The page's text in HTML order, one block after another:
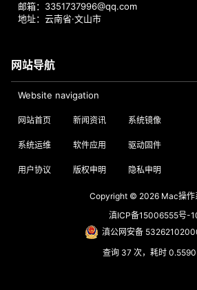
邮箱：3351737996@qq.com
地址：云南省·文山市
网站导航
Website navigation
网站首页 新闻资讯 系统镜像
系统运维 软件应用 驱动固件
用户协议 版权申明 隐私申明
Copyright © 2026Mac操作
滇ICP备15006555号-
滇公网安备
查询 37 次，耗时